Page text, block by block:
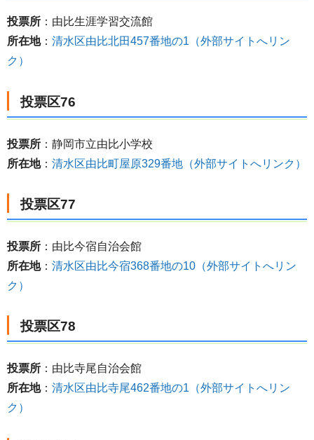
投票所 ：由比生涯学習交流館
所在地： 清水区由比北田457番地の1（外部サイトへリン
ク）
投票区76
投票所 ：静岡市立由比小学校
所在地： 清水区由比町屋原329番地（外部サイトへリンク）
投票区77
投票所 ：由比今宿自治会館
所在地： 清水区由比今宿368番地の10（外部サイトへリン
ク）
投票区78
投票所 ：由比寺尾自治会館
所在地： 清水区由比寺尾462番地の1（外部サイトへリン
ク）